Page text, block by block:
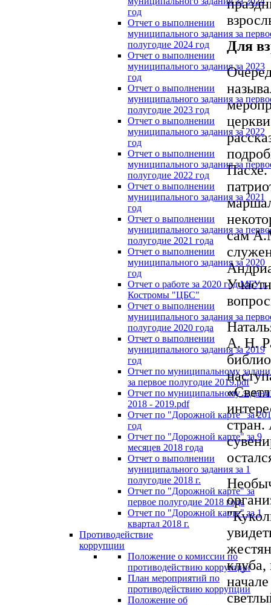
год
Отчет о выполнении
муниципального задания за
полугодие 2024 год
Отчет о выполнении
муниципального задания за 2023
год
Отчет о выполнении
муниципального задания за
полугодие 2023 год
Отчет о выполнении
муниципального задания за 2022
год
Отчет о выполнении
муниципального задания за
полугодие 2022 год
Отчет о выполнении
муниципального задания за 2021
год
Отчет о выполнении
муниципального задания за
полугодие 2021 года
Отчет о выполнении
муниципального задания за 2020
год
Отчет о работе за 2020 год МБУ г.
Костромы "ЦБС"
Отчет о выполнении
муниципального задания за
полугодие 2020 года
Отчет о выполнении
муниципального задания за 2019
год
Отчет по муниципальному
за первое полугодие 2019.pdf
Отчет по муниципальному
2018 - 2019.pdf
Отчет по "Дорожной карте" за
год
Отчет по "Дорожной карте" за 9
месяцев 2018 года
Отчет о выполнении
муниципального задания за 1
полугодие 2018 г.
Отчет по "Дорожной карте" за
первое полугодие 2018 года
Отчет по "Дорожной карте" за 1
квартал 2018 г.
Противодействие
коррупции
Положение о комиссии по
противодействию коррупции
План мероприятий по
противодействию коррупции
Положение об
Для
Пасхе.
сам
А. Н.
клуба,